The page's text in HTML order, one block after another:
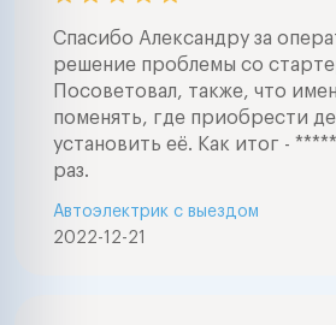
Спасибо Александру за
решение проблемы со
Посоветовал, также, что
поменять, где приобрести
установить её. Как итог -
раз.
2022-12-21
Автоэлектрик с выездом